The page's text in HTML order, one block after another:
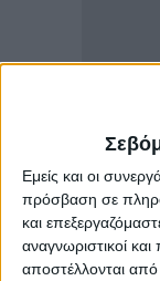
Εμείς και οι
πρόσβαση σε
και
αναγνωριστικοί
αποστέλλονται από